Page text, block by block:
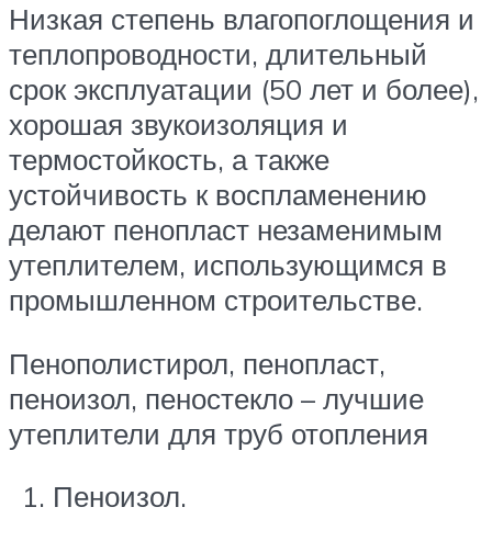
Низкая степень влагопоглощения и
теплопроводности, длительный
срок эксплуатации (50 лет и более),
хорошая звукоизоляция и
термостойкость, а также
устойчивость к воспламенению
делают пенопласт незаменимым
утеплителем, использующимся в
промышленном строительстве.
Пенополистирол, пенопласт,
пеноизол, пеностекло – лучшие
утеплители для труб отопления
Пеноизол.